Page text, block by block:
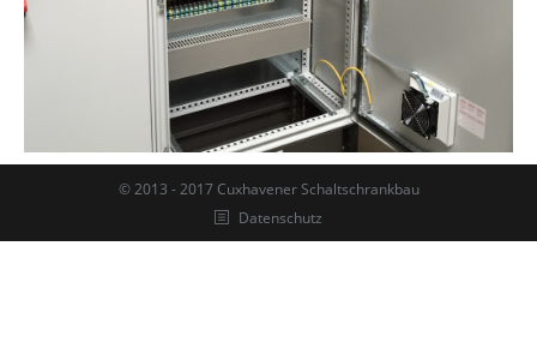
© 2013 - 2017 Cuxhavener Schaltschrankbau
Datenschutz